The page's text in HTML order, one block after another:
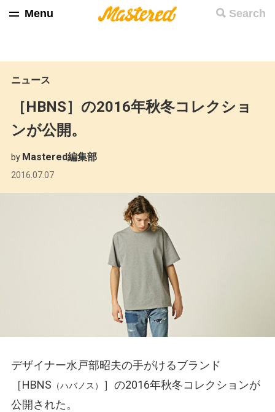
Search
Menu
ニュース
［HBNS］の2016年秋冬コレクショ
ンが公開。
by Mastered編集部
2016.07.07
デザイナー水戸部昭夫の手がけるブランド
［HBNS （ハバノス）
］の2016年秋冬コレクションが
公開された。